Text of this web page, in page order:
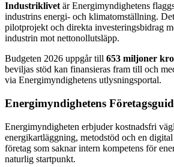
Industriklivet är Energimyndighetens
industrins energi- och klimatomställning.
pilotprojekt och direkta investeringsbidrag
industrin mot nettonollutsläpp.
Budgeten 2026 uppgår till 653 miljoner
beviljas stöd kan finansieras fram till och
via Energimyndighetens utlysningsportal.
Energimyndighetens
Energimyndigheten erbjuder kostnadsfri
energikartläggning, metodstöd och en
företag som saknar intern kompetens för
naturlig startpunkt.